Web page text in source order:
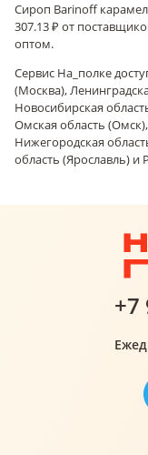
Сироп Barinoff
307.13 ₽ от
оптом.
Сервис На_полке
(Москва),
Новосибирская
Омская область
Нижегородская
область (Ярославль) и
+7